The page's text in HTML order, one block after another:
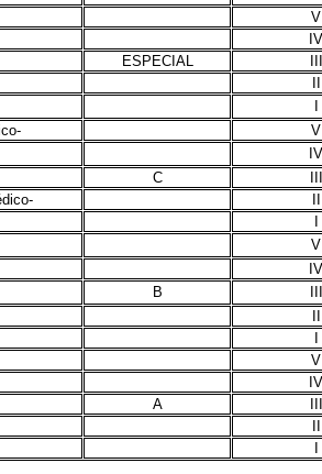
V
IV
ESPECIAL
V
IV
C
V
IV
B
V
IV
A